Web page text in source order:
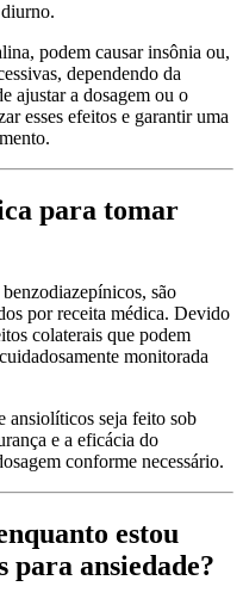
podem causar insônia ou,
dependendo da
ajustar a dosagem ou o
esses efeitos e garantir uma
para tomar
são
por receita médica. Devido
colaterais que podem
monitorada
ansiolíticos seja feito sob
e a eficácia do
conforme necessário.
estou
para ansiedade?